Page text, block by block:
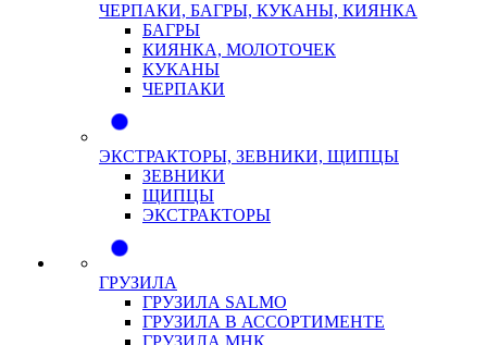
ЧЕРПАКИ, БАГРЫ, КУКАНЫ, КИЯНКА
БАГРЫ
КИЯНКА, МОЛОТОЧЕК
КУКАНЫ
ЧЕРПАКИ
ЭКСТРАКТОРЫ, ЗЕВНИКИ, ЩИПЦЫ
ЗЕВНИКИ
ЩИПЦЫ
ЭКСТРАКТОРЫ
ГРУЗИЛА
ГРУЗИЛА SALMO
ГРУЗИЛА В АССОРТИМЕНТЕ
ГРУЗИЛА МНК